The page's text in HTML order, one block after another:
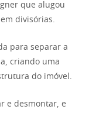
que alugou
divisórias.
para separar a
criando uma
do imóvel.
e desmontar, e